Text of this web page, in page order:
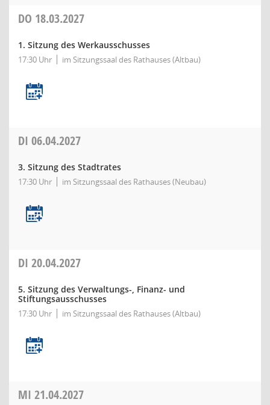
DO 18.03.2027
1. Sitzung des Werkausschusses
17:30 Uhr im Sitzungssaal des Rathauses (Altbau)
DI 06.04.2027
3. Sitzung des Stadtrates
17:30 Uhr im Sitzungssaal des Rathauses (Neubau)
DI 20.04.2027
5. Sitzung des Verwaltungs-, Finanz- und
Stiftungsausschusses
17:30 Uhr im Sitzungssaal des Rathauses (Altbau)
MI 21.04.2027